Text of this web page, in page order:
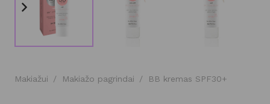
Makiažui / Makiažo pagrindai / BB kremas SPF30+